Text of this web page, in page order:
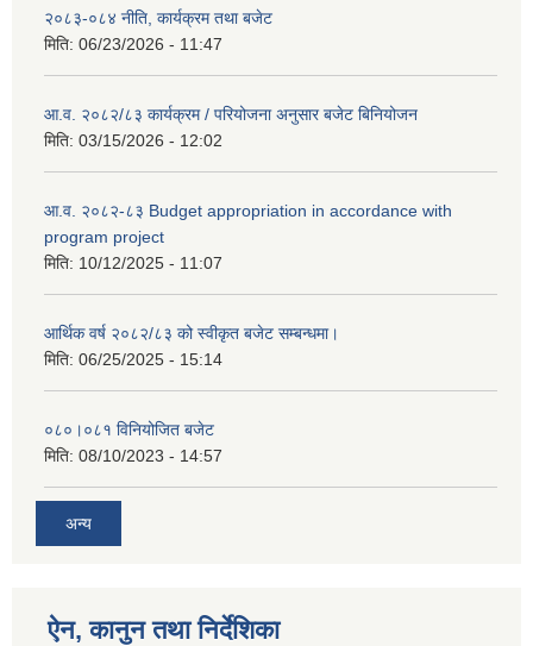
२०८३-०८४ नीति, कार्यक्रम तथा बजेट
मिति: 06/23/2026 - 11:47
आ.व. २०८२/८३ कार्यक्रम / परियोजना अनुसार बजेट बिनियोजन
मिति: 03/15/2026 - 12:02
आ.व. २०८२-८३ Budget appropriation in accordance with
program project
मिति: 10/12/2025 - 11:07
आर्थिक वर्ष २०८२/८३ को स्वीकृत बजेट सम्बन्धमा।
मिति: 06/25/2025 - 15:14
०८०।०८१ विनियोजित बजेट
मिति: 08/10/2023 - 14:57
अन्य
ऐन, कानुन तथा निर्देशिका